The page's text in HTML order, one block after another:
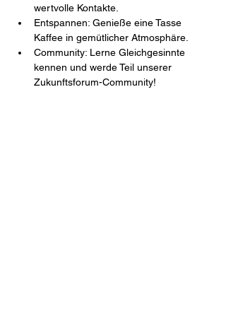
wertvolle Kontakte.
Entspannen: Genieße eine Tasse
Kaffee in gemütlicher Atmosphäre.
Community: Lerne Gleichgesinnte
kennen und werde Teil unserer
Zukunftsforum-Community!